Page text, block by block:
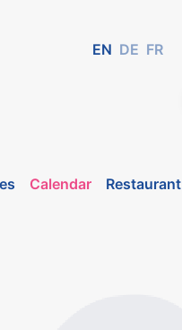
EN DE FR
Calendar Restaurant